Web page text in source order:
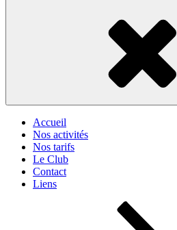
Accueil
Nos activités
Nos tarifs
Le Club
Contact
Liens